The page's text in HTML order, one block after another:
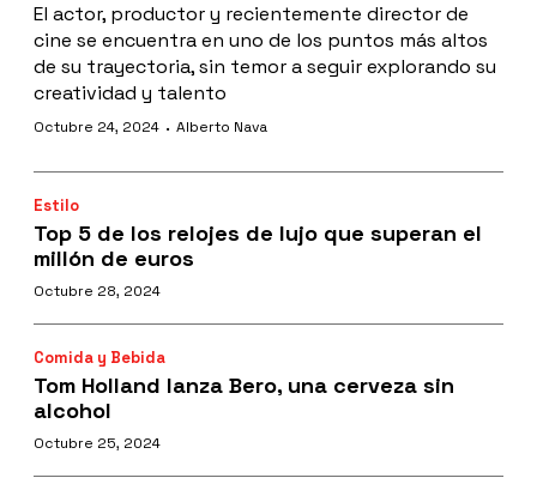
El actor, productor y recientemente director de
cine se encuentra en uno de los puntos más altos
de su trayectoria, sin temor a seguir explorando su
creatividad y talento
Octubre 24, 2024 · Alberto Nava
Estilo
Top 5 de los relojes de lujo que superan el
millón de euros
Octubre 28, 2024
Comida y Bebida
Tom Holland lanza Bero, una cerveza sin
alcohol
Octubre 25, 2024